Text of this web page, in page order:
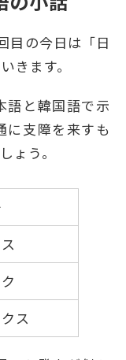
目の今日は「日
きます。
語と韓国語で示
に支障を来すも
ょう。
ス